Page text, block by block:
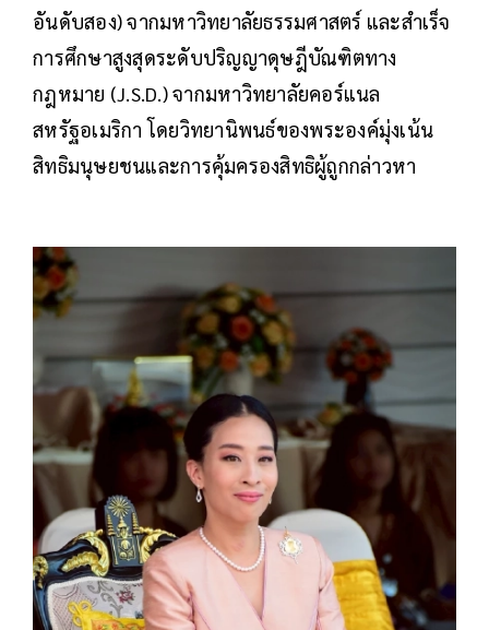
อันดับสอง) จากมหาวิทยาลัยธรรมศาสตร์ และสำเร็จ
การศึกษาสูงสุดระดับปริญญาดุษฎีบัณฑิตทาง
กฎหมาย (J.S.D.) จากมหาวิทยาลัยคอร์แนล
สหรัฐอเมริกา โดยวิทยานิพนธ์ของพระองค์มุ่งเน้น
สิทธิมนุษยชนและการคุ้มครองสิทธิผู้ถูกกล่าวหา